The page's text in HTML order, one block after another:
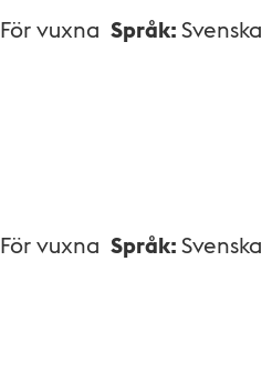
För vuxna Språk:Svenska
För vuxna Språk:Svenska